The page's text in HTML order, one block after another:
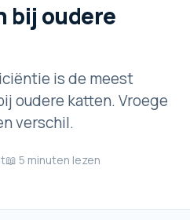
bij oudere
is de meest
oudere katten. Vroege
verschil.
📖5 minuten lezen